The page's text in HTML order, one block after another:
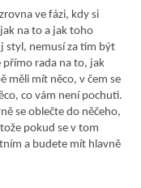
ve fázi, kdy si
na to a jak toho
styl, nemusí za tím být
přímo rada na to, jak
měli mít něco, v čem se
co vám není pochuti.
se oblečte do něčeho,
pokud se v tom
a budete mít hlavně